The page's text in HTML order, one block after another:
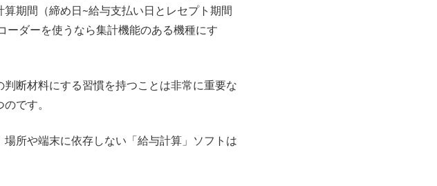
期間（締め日~給与支払い日とレセプト期間
ーダーを使うなら集計機能のある機種にす
断材料にする習慣を持つことは非常に重要な
です。
所や端末に依存しない「給与計算」ソフトは